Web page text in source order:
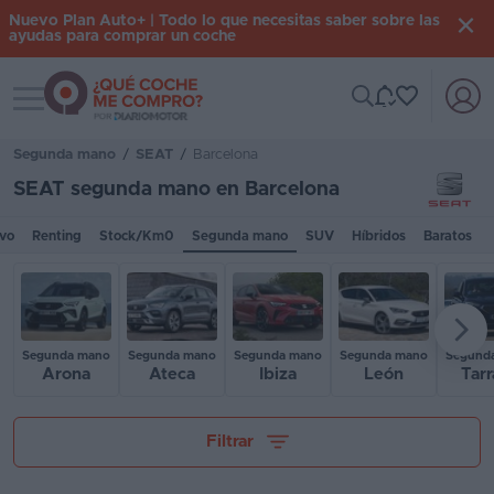
Iniciar
nuevos
Renting
Suscripción
Nuevo Plan Auto+ | Todo lo que necesitas saber sobre las
ayudas para comprar un coche
Toggle navigation
Segunda mano / SEAT / Barcelona
SEAT segunda mano en Barcelona
Renting Stock/Km0 Segunda mano SUV Híbridos Baratos
Segunda mano
Arona
Segunda mano
Ateca
Segunda mano
Ibiza
Segunda mano
León
Filtrar